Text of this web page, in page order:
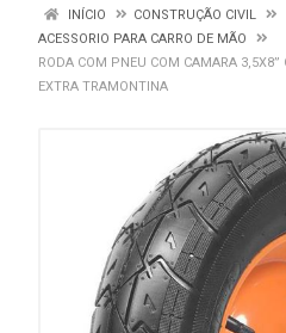
INÍCIO
CONSTRUÇÃO CIVIL
ACESSORIO PARA CARRO DE MÃO
RODA COM PNEU COM CAMARA 3,5X8”
EXTRA TRAMONTINA